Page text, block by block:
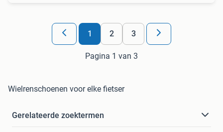
1 2 3
Pagina 1 van 3
Wielrenschoenen voor elke fietser
Gerelateerde zoektermen